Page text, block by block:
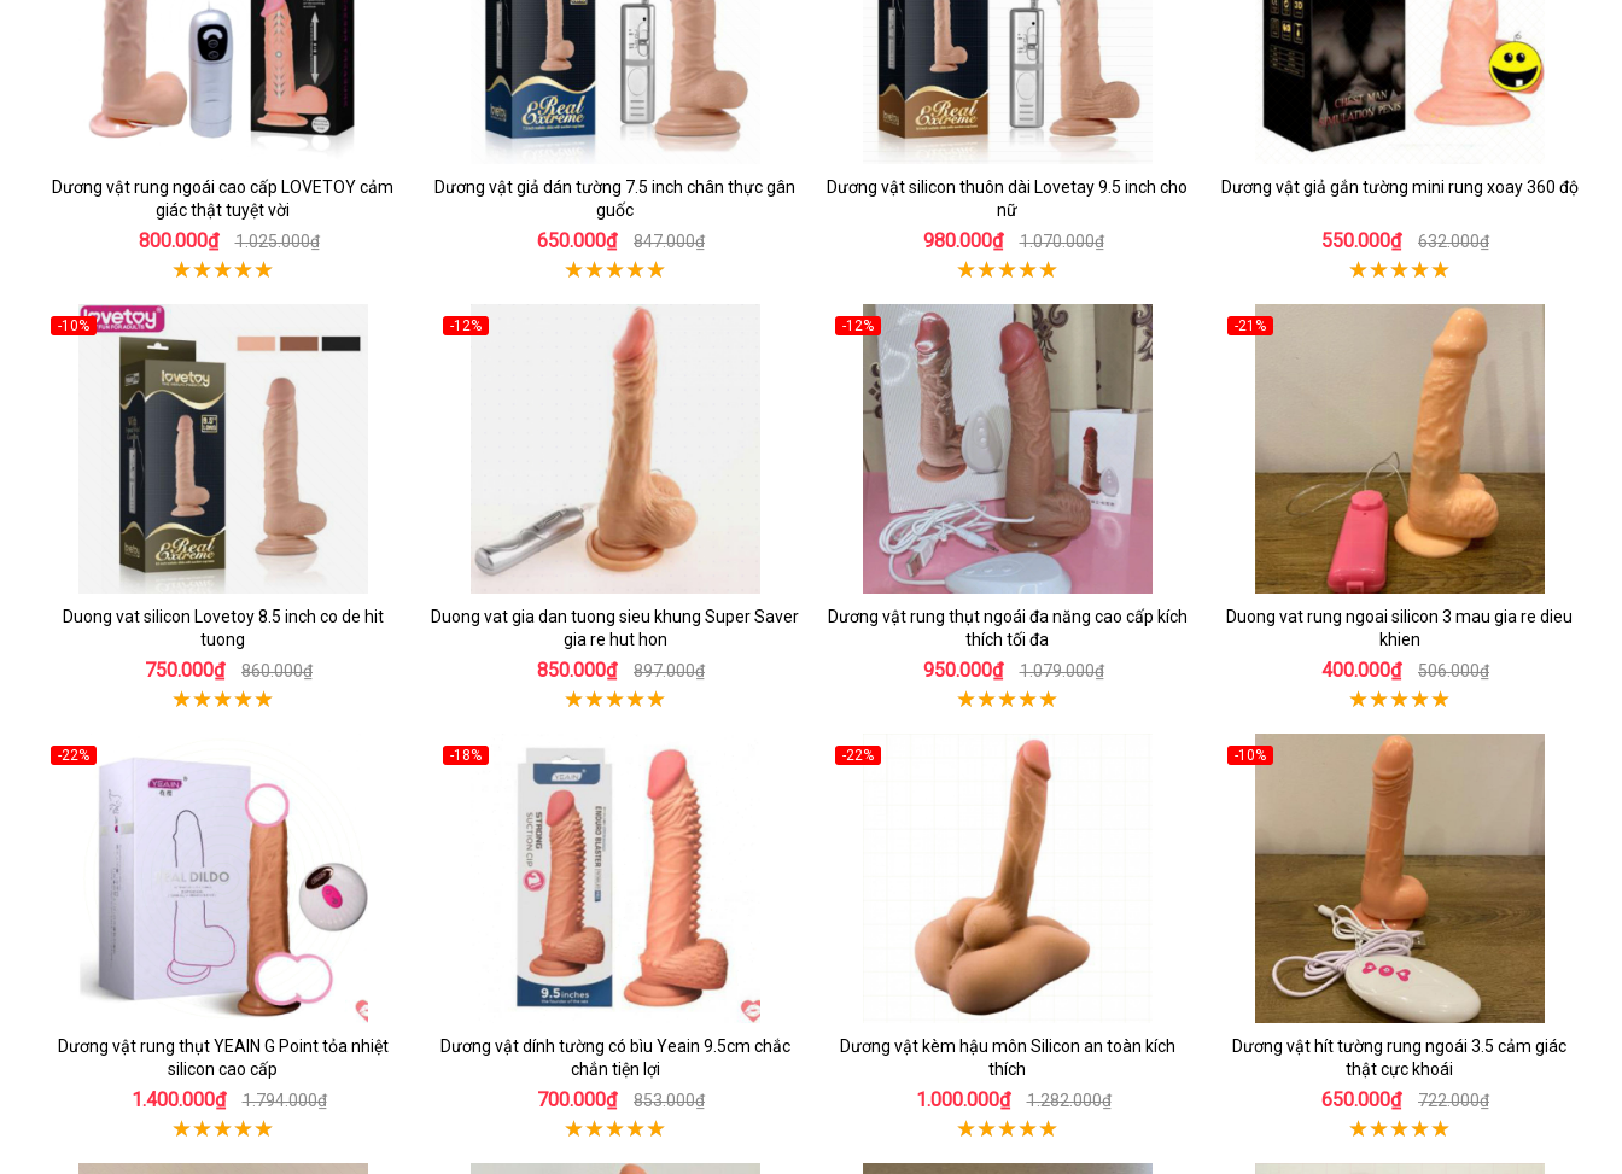
Dương vật rung ngoái cao cấp LOVETOY cảm
giác thật tuyệt vời
800.000₫ 1.025.000₫
Dương vật giả dán tường 7.5 inch chân thực gân
guốc
650.000₫ 847.000₫
Dương vật silicon thuôn dài Lovetay 9.5 inch cho
nữ
980.000₫ 1.070.000₫
Dương vật giả gắn tường mini rung xoay 360 độ
550.000₫ 632.000₫
-10%
Duong vat silicon Lovetoy 8.5 inch co de hit
tuong
750.000₫ 860.000₫
-12%
Duong vat gia dan tuong sieu khung Super Saver
gia re hut hon
850.000₫ 897.000₫
-12%
Dương vật rung thụt ngoái đa năng cao cấp kích
thích tối đa
950.000₫ 1.079.000₫
-21%
Duong vat rung ngoai silicon 3 mau gia re dieu
khien
400.000₫ 506.000₫
-22%
Dương vật rung thụt YEAIN G Point tỏa nhiệt
silicon cao cấp
1.400.000₫ 1.794.000₫
-18%
Dương vật dính tường có bìu Yeain 9.5cm chắc
chắn tiện lợi
700.000₫ 853.000₫
-22%
Dương vật kèm hậu môn Silicon an toàn kích
thích
1.000.000₫ 1.282.000₫
-10%
Dương vật hít tường rung ngoái 3.5 cảm giác
thật cực khoái
650.000₫ 722.000₫